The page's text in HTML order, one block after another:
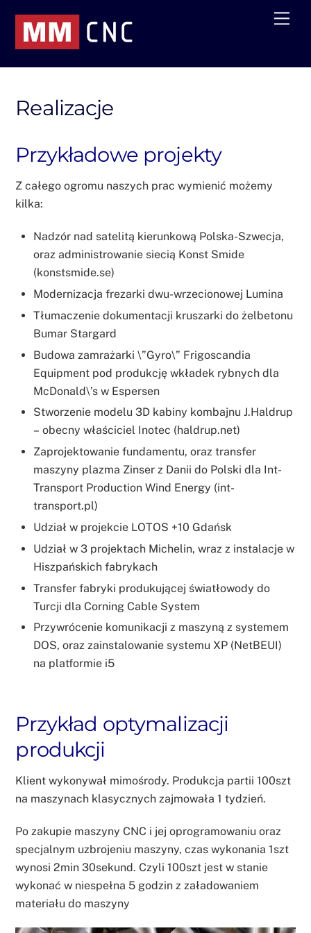
content
Realizacje
Przykładowe projekty
Z całego ogromu naszych prac wymienić możemy
kilka:
Nadzór nad satelitą kierunkową Polska-Szwecja,
oraz administrowanie siecią Konst Smide
(konstsmide.se)
Modernizacja frezarki dwu-wrzecionowej Lumina
Tłumaczenie dokumentacji kruszarki do żelbetonu
Bumar Stargard
Budowa zamrażarki \”Gyro\” Frigoscandia
Equipment pod produkcję wkładek rybnych dla
McDonald\’s w Espersen
Stworzenie modelu 3D kabiny kombajnu J.Haldrup
– obecny właściciel Inotec (haldrup.net)
Zaprojektowanie fundamentu, oraz transfer
maszyny plazma Zinser z Danii do Polski dla Int-
Transport Production Wind Energy (int-
transport.pl)
Udział w projekcie LOTOS +10 Gdańsk
Udział w 3 projektach Michelin, wraz z instalacje w
Hiszpańskich fabrykach
Transfer fabryki produkującej światłowody do
Turcji dla Corning Cable System
Przywrócenie komunikacji z maszyną z systemem
DOS, oraz zainstalowanie systemu XP (NetBEUI)
na platformie i5
Przykład optymalizacji
produkcji
Klient wykonywał mimośrody. Produkcja partii 100szt
na maszynach klasycznych zajmowała 1 tydzień.
Po zakupie maszyny CNC i jej oprogramowaniu oraz
specjalnym uzbrojeniu maszyny, czas wykonania 1szt
wynosi 2min 30sekund. Czyli 100szt jest w stanie
wykonać w niespełna 5 godzin z załadowaniem
materiału do maszyny